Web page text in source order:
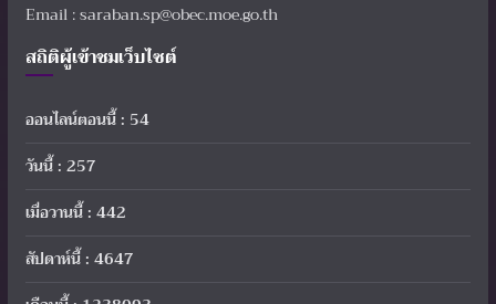
Email : saraban.sp@obec.moe.go.th
สถิติผู้เข้าชมเว็บไซต์
ออนไลน์ตอนนี้ : 54
วันนี้ : 257
เมื่อวานนี้ : 442
สัปดาห์นี้ : 4647